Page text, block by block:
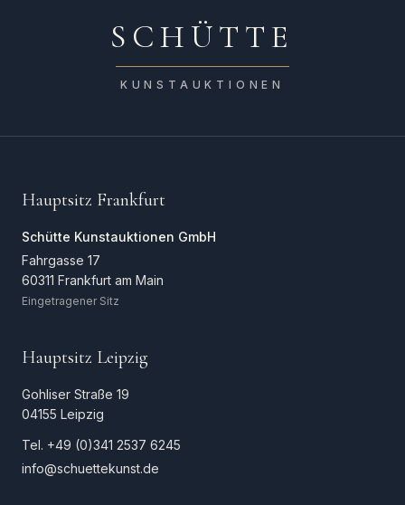
SCHÜTTE
KUNSTAUKTIONEN
Hauptsitz Frankfurt
Schütte Kunstauktionen GmbH
Fahrgasse 17
60311 Frankfurt am Main
Eingetragener Sitz
Hauptsitz Leipzig
Gohliser Straße 19
04155 Leipzig
Tel. +49 (0)341 2537 6245
info@schuettekunst.de